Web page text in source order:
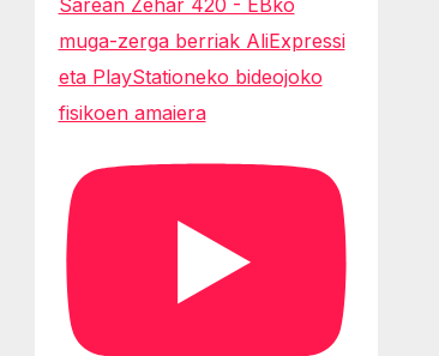
muga-zerga berriak AliExpressi
eta PlayStationeko bideojoko
fisikoen amaiera